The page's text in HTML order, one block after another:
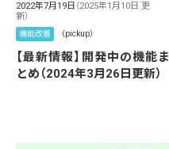
2022年7月19日 （2025年1月10日 更
新）
機能改善 （pickup）
【最新情報】開発中の機能ま
とめ（2024年3月26日更新）